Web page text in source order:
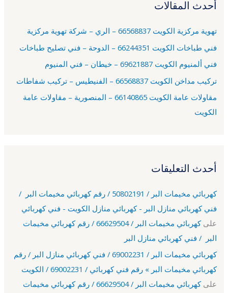
ث
ن
:
أحدث المقالات
تهوية مركزية الكويت 66568837 – الري – شركة تهوية مركزية
فني طباخات الكويت 66244351 – الدوحة – فني تصليح طباخات
فني ألمنيوم الكويت 69621887 – خيطان – فني المنيوم
تركيب مداخن الكويت 66568837 – الفنيطيس – تركيب شفاطات
مقاولات عامة الكويت 66140865 – المنصورية – مقاولات عامة
الكويت
أحدث التعليقات
كهربائي مخيمات البر / 50802191 / رقم كهربائي مخيمات البر /
فني كهربائي منازل البر - كهربائي منازل الكويت - فني كهربائي
على
كهربائي مخيمات البر / 66629504 / رقم كهربائي مخيمات
البر / فني كهربائي منازل البر
كهربائي مخيمات البر / 69002231 / فني كهربائي منازل البر / رقم
كهربائي مخيمات البر » رقم فني كهربائي / 69002231 / الكويت
على
كهربائي مخيمات البر / 66629504 / رقم كهربائي مخيمات